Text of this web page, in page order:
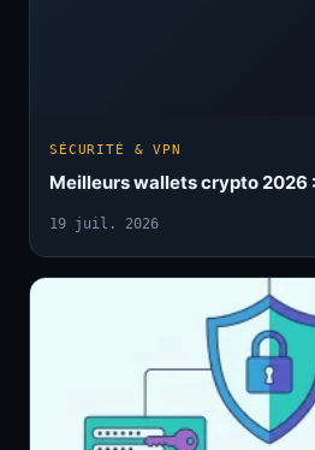
SÉCURITÉ & VPN
Meilleurs wallets crypto 2026
19 juil. 2026